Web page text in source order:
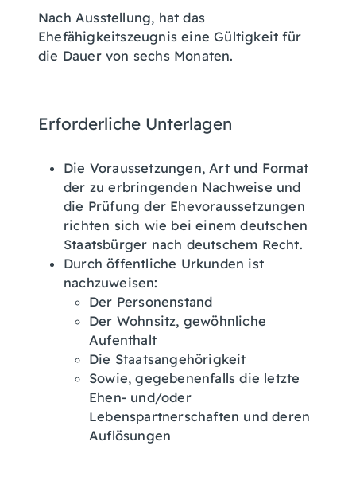
Nach Ausstellung, hat das
Ehefähigkeitszeugnis eine Gültigkeit für
die Dauer von sechs Monaten.
Erforderliche Unterlagen
Die Voraussetzungen, Art und Format
der zu erbringenden Nachweise und
die Prüfung der Ehevoraussetzungen
richten sich wie bei einem deutschen
Staatsbürger nach deutschem Recht.
Durch öffentliche Urkunden ist
nachzuweisen:
Der Personenstand
Der Wohnsitz, gewöhnliche
Aufenthalt
Die Staatsangehörigkeit
Sowie, gegebenenfalls die letzte
Ehen- und/oder
Lebenspartnerschaften und deren
Auflösungen